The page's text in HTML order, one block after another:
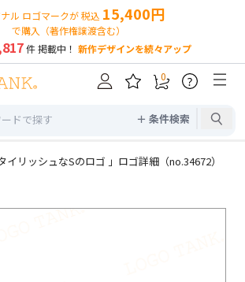
ル ロゴマークが 税込 15,400円
で購入（著作権譲渡含む）
件 掲載中！ 新作デザインを続々アップ
＋ 条件検索
0 ?
イリッシュなSのロゴ 」ロゴ詳細（no.34672）